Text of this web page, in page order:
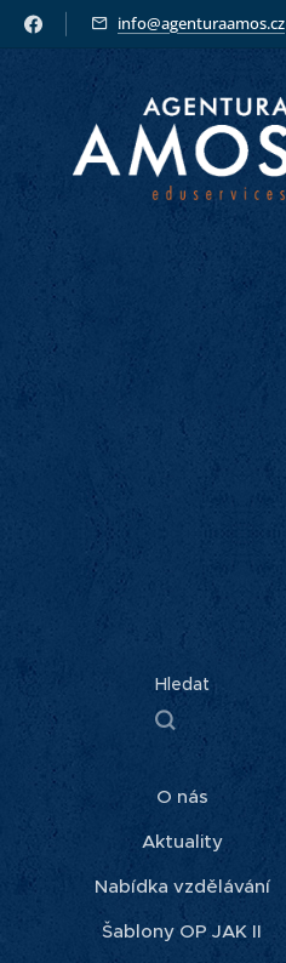
info@agenturaamos.cz
Hledat
O nás
Aktuality
Nabídka vzdělávání
Šablony OP JAK II